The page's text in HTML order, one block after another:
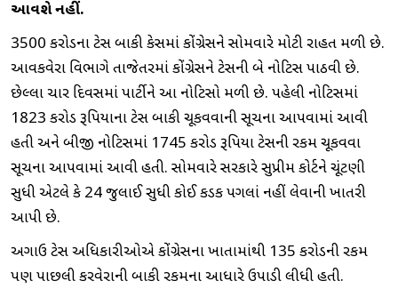
આવશે નહીં.
3500 કરોડના ટેક્સ બાકી કેસમાં કોંગ્રેસને સોમવારે મોટી રાહત મળી છે.
આવકવેરા વિભાગે તાજેતરમાં કોંગ્રેસને ટેક્સની બે નોટિસ પાઠવી છે.
છેલ્લા ચાર દિવસમાં પાર્ટીને આ નોટિસો મળી છે. પહેલી નોટિસમાં
1823 કરોડ રૂપિયાના ટેક્સ બાકી ચૂકવવાની સૂચના આપવામાં આવી
હતી અને બીજી નોટિસમાં 1745 કરોડ રૂપિયા ટેક્સની રકમ ચૂકવવા
સૂચના આપવામાં આવી હતી. સોમવારે સરકારે સુપ્રીમ કોર્ટને ચૂંટણી
સુધી એટલે કે 24 જુલાઈ સુધી કોઈ કડક પગલાં નહીં લેવાની ખાતરી
આપી છે.
અગાઉ ટેક્સ અધિકારીઓએ કોંગ્રેસના ખાતામાંથી 135 કરોડની રકમ
પણ પાછલી કરવેરાની બાકી રકમના આધારે ઉપાડી લીધી હતી.